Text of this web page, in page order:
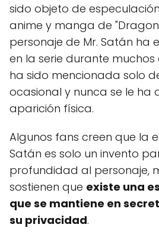
sido objeto de
anime y manga de "Dragon
personaje de Mr. Satán ha
en la serie durante muchos
ha sido mencionada solo
ocasional y nunca se le ha
aparición física.
Algunos fans creen que la
Satán es solo un invento
profundidad al personaje,
sostienen que existe una
que se mantiene en
su privacidad.